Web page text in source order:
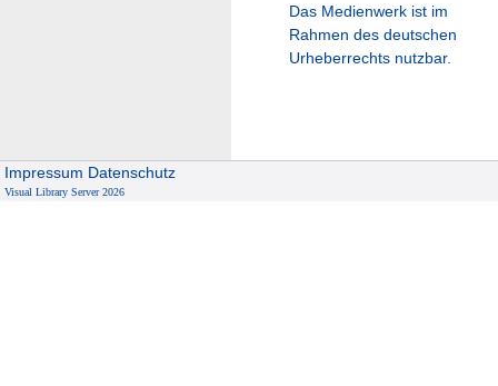
Das Medienwerk ist im
Rahmen des deutschen
Urheberrechts nutzbar.
Impressum Datenschutz
Visual Library Server 2026